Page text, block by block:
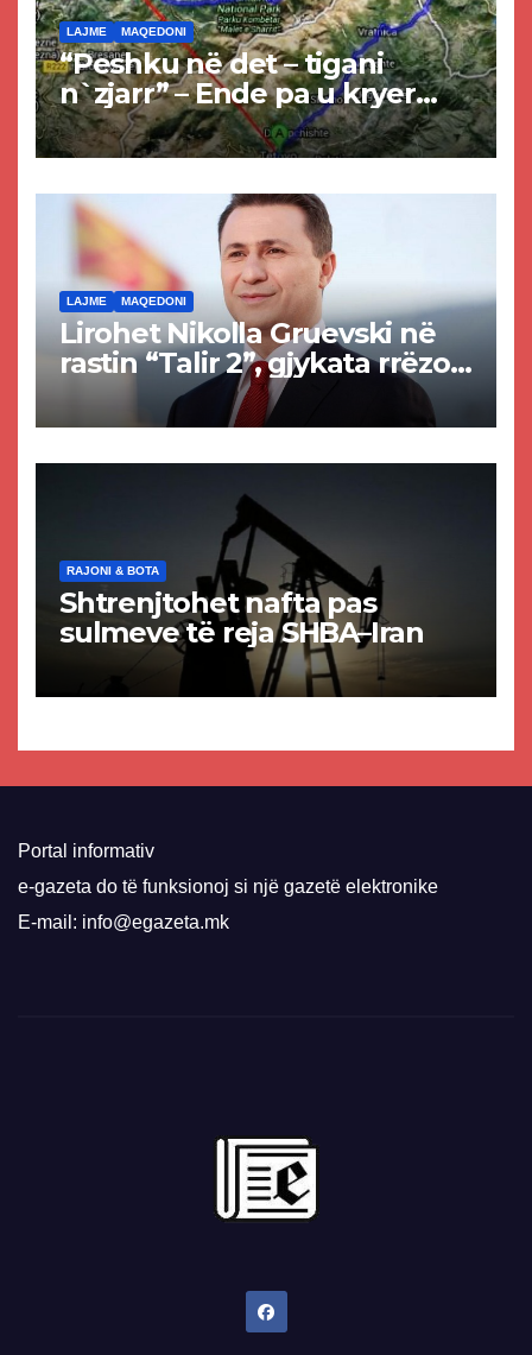
LAJME MAQEDONI
“Peshku në det – tigani
n`zjarr” – Ende pa u kryer
projekti i tunelit, komuna e
Tetovës nis punimet për
LAJME MAQEDONI
Lirohet Nikolla Gruevski në
rastin “Talir 2”, gjykata rrëzon
akuzat për ndërtimin e
paligjshëm të selisë së
RAJONI & BOTA
Shtrenjtohet nafta pas
sulmeve të reja SHBA–Iran
Portal informativ
e-gazeta do të funksionoj si një gazetë elektronike
E-mail: info@egazeta.mk